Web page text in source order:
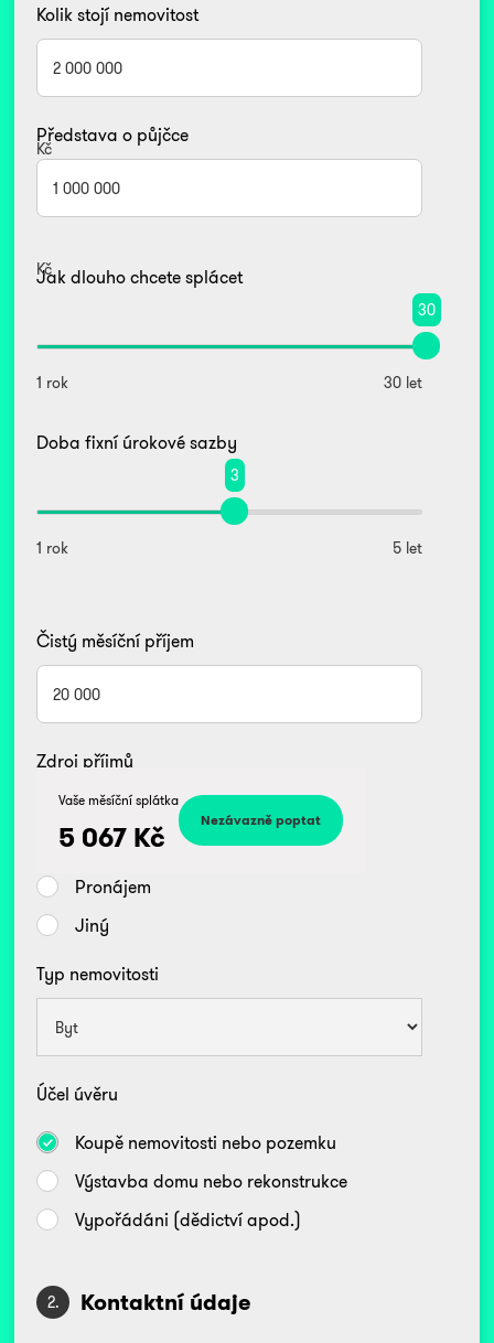
Kolik stojí nemovitost
Kč
Představa o půjčce
Kč
Jak dlouho chcete splácet
30
1 rok 30 let
Doba fixní úrokové sazby
3
1 rok 5 let
Čistý měsíční příjem
Vaše měsíční splátka
5 067 Kč
Zdroj příjmů
Zaměstnanec
Podnikatel/OSVČ
Pronájem
Jiný
Typ nemovitosti
Účel úvěru
Koupě nemovitosti nebo pozemku
Výstavba domu nebo rekonstrukce
Vypořádáni (dědictví apod.)
2. Kontaktní údaje